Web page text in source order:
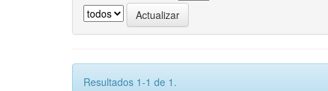
Resultados 1-1 de 1.